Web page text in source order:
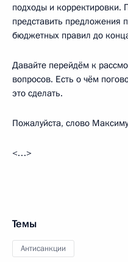
подходы и корректировки.
представить предложения
бюджетных правил до
Давайте перейдём к
вопросов. Есть о чём
это сделать.
Пожалуйста, слово
<…>
Темы
Антисанкции